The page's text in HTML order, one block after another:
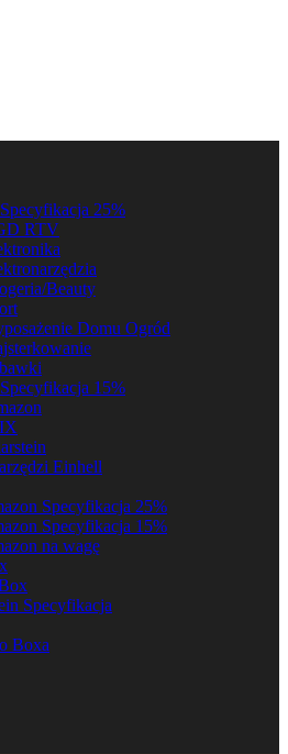
25%
RTV
Beauty
Domu Ogród
15%
Einhell
Specyfikacja 25%
Specyfikacja 15%
na wagę
Specyfikacja
Boxa